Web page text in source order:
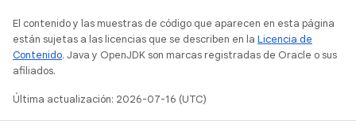
El contenido y las muestras de código que aparecen en esta página
están sujetas a las licencias que se describen en la Licencia de
Contenido. Java y OpenJDK son marcas registradas de Oracle o sus
afiliados.
Última actualización: 2026-07-16 (UTC)